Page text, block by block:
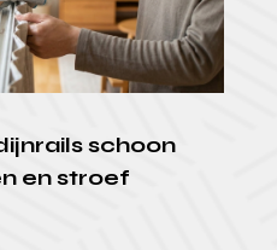
schoon
en stroef